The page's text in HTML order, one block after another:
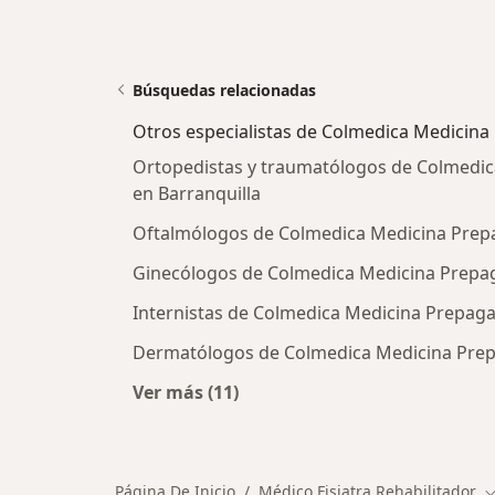
Búsquedas relacionadas
Otros especialistas de Colmedica Medicina
Ortopedistas y traumatólogos de
en Barranquilla
Oftalmólogos de Colmedica Medicina
Ginecólogos de Colmedica Medicina
Internistas de Colmedica Medicina
Dermatólogos de Colmedica Medicina
Ver más (11)